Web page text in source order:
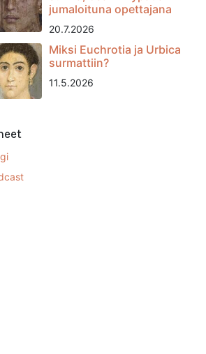
jumaloituna opettajana
20.7.2026
Miksi Euchrotia ja Urbica
surmattiin?
11.5.2026